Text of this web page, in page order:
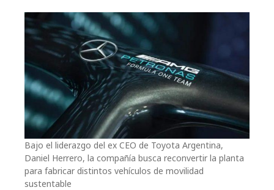
Bajo el liderazgo del ex CEO de Toyota Argentina,
Daniel Herrero, la compañía busca reconvertir la planta
para fabricar distintos vehículos de movilidad
sustentable